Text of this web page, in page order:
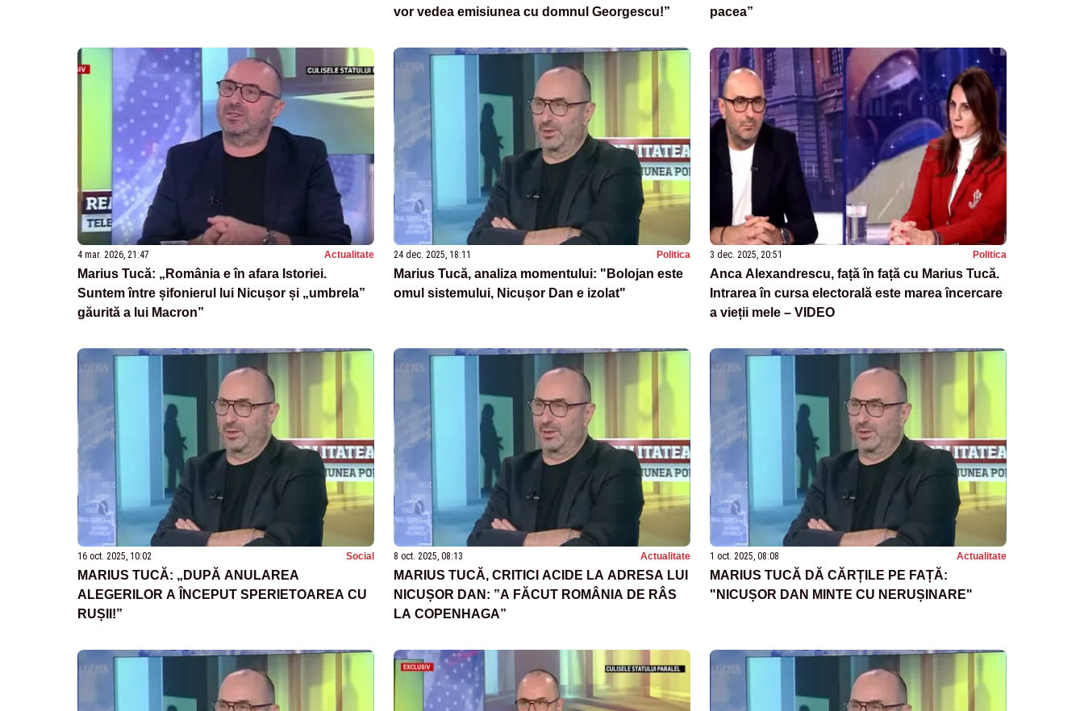
vor vedea emisiunea cu domnul Georgescu!”
pacea”
4 mar. 2026, 21:47 Actualitate
Marius Tucă: „România e în afara Istoriei.
Suntem între șifonierul lui Nicușor și „umbrela”
găurită a lui Macron”
24 dec. 2025, 18:11 Politica
Marius Tucă, analiza momentului: "Bolojan este
omul sistemului, Nicușor Dan e izolat"
3 dec. 2025, 20:51 Politica
Anca Alexandrescu, față în față cu Marius Tucă.
Intrarea în cursa electorală este marea încercare
a vieții mele – VIDEO
16 oct. 2025, 10:02 Social
MARIUS TUCĂ: „DUPĂ ANULAREA
ALEGERILOR A ÎNCEPUT SPERIETOAREA CU
RUȘII!”
8 oct. 2025, 08:13 Actualitate
MARIUS TUCĂ, CRITICI ACIDE LA ADRESA LUI
NICUȘOR DAN: ”A FĂCUT ROMÂNIA DE RÂS
LA COPENHAGA”
1 oct. 2025, 08:08 Actualitate
MARIUS TUCĂ DĂ CĂRȚILE PE FAȚĂ:
"NICUȘOR DAN MINTE CU NERUȘINARE"